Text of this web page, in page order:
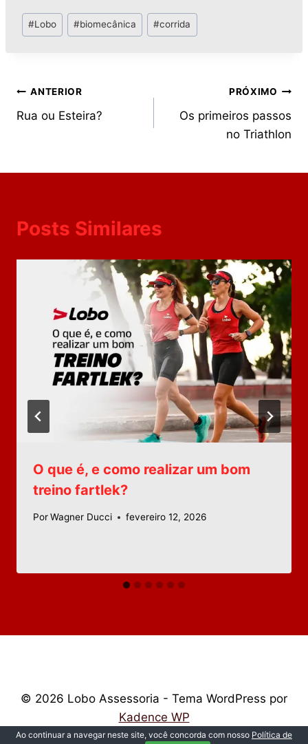
#Lobo #biomecânica #corrida
ANTERIOR
Rua ou Esteira?
PRÓXIMO
Os primeiros passos
no Triathlon
Posts Similares
O que é, e como realizar um bom
treino fartlek?
PorWagner Ducci fevereiro 12, 2026
© 2026 Lobo Assessoria - Tema WordPress por
Kadence WP
Ao continuar a navegar neste site, você concorda com nosso Política de